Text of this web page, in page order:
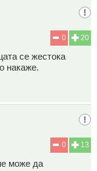
20
0
се жестока
накаже.
13
0
може да